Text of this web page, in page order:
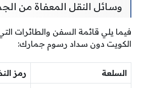
وسائل النقل المعفاة من
فيما يلي قائمة السفن والطائرات
الكويت دون سداد رسوم جمارك:
السلعة رمز